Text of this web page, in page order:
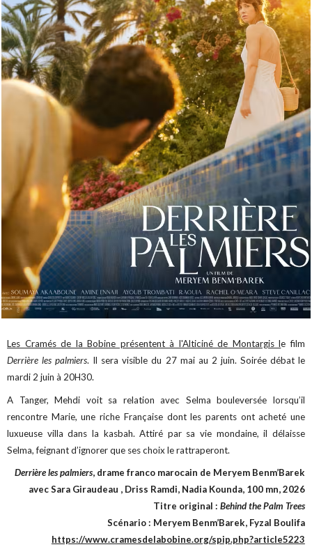
Les Cramés de la Bobine présentent à l'Alticiné de Montargis le film
Derrière les palmiers. Il sera visible du 27 mai au 2 juin. Soirée débat le
mardi 2 juin à 20H30.
A Tanger, Mehdi voit sa relation avec Selma bouleversée lorsqu’il
rencontre Marie, une riche Française dont les parents ont acheté une
luxueuse villa dans la kasbah. Attiré par sa vie mondaine, il délaisse
Selma, feignant d’ignorer que ses choix le rattraperont.
Derrière les palmiers, drame franco marocain de Meryem Benm’Barek
avec Sara Giraudeau , Driss Ramdi, Nadia Kounda, 100 mn, 2026
Titre original : Behind the Palm Trees
Scénario : Meryem Benm’Barek, Fyzal Boulifa
https://www.cramesdelabobine.org/spip.php?article5223